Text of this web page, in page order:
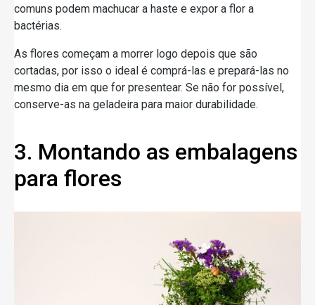
comuns podem machucar a haste e expor a flor a
bactérias.
As flores começam a morrer logo depois que são
cortadas, por isso o ideal é comprá-las e prepará-las no
mesmo dia em que for presentear. Se não for possível,
conserve-as na geladeira para maior durabilidade.
3. Montando as embalagens
para flores